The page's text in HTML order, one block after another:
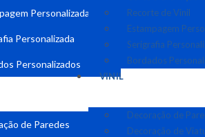
Personalizada
Personalizada
Personalizados
de Paredes
Recorte de Vinil
Estampagem
Serigrafia
Bordados
VINIL
Decoração de
Decoração de